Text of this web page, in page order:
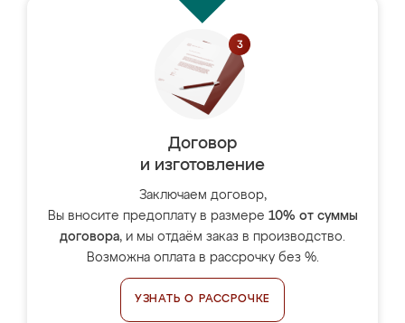
Договор
и изготовление
Заключаем договор,
Вы вносите предоплату в размере 10% от суммы
договора, и мы отдаём заказ в производство.
Возможна оплата в рассрочку без %.
УЗНАТЬ О РАССРОЧКЕ